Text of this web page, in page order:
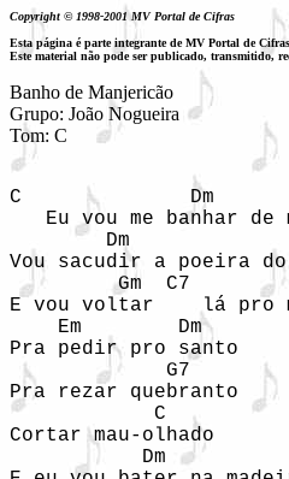
Copyright © 1998-2001 MV Portal de Cifras
Esta página é parte integrante de MV Portal de
Este material não pode ser publicado, transmitido,
Banho de Manjericão
Grupo: João Nogueira
Tom: C
C              Dm
Eu vou me banhar de
Dm
Vou sacudir a poeira do
Gm  C7
E vou voltar    lá pro
    Em        Dm
Pra pedir pro santo
             G7
Pra rezar quebranto
            C
Cortar mau-olhado
Dm